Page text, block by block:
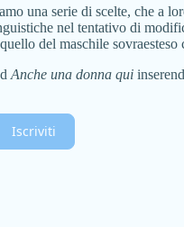
una serie di scelte, che a
nel tentativo di
del maschile
Anche una donna qui
Iscriviti